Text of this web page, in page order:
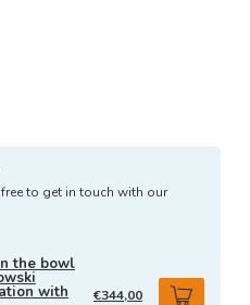
to get in touch with our
the bowl
with €344,00